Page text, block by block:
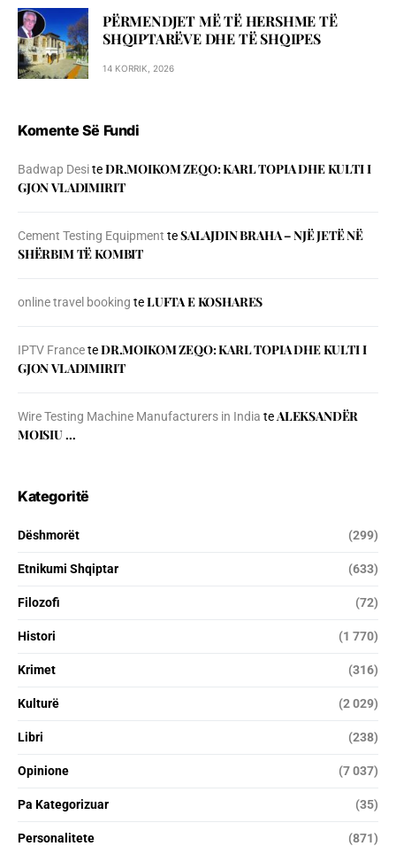
PËRMENDJET MË TË HERSHME TË
SHQIPTARËVE DHE TË SHQIPES
14 KORRIK, 2026
Komente Së Fundi
Badwap DesiteDR.MOIKOM ZEQO: KARL TOPIA DHE KULTI I
GJON VLADIMIRIT
Cement Testing Equipment teSALAJDIN BRAHA – NJЁ JETЁ NЁ
SHЁRBIM TЁ KOMBIT
online travel booking teLUFTA E KOSHARES
IPTV FranceteDR.MOIKOM ZEQO: KARL TOPIA DHE KULTI I
GJON VLADIMIRIT
Wire Testing Machine Manufacturers in India teALEKSANDËR
MOISIU …
Kategoritë
Dëshmorët (299)
Etnikumi Shqiptar (633)
Filozofi (72)
Histori (1 770)
Krimet (316)
Kulturë (2 029)
Libri (238)
Opinione (7 037)
Pa Kategorizuar (35)
Personalitete (871)